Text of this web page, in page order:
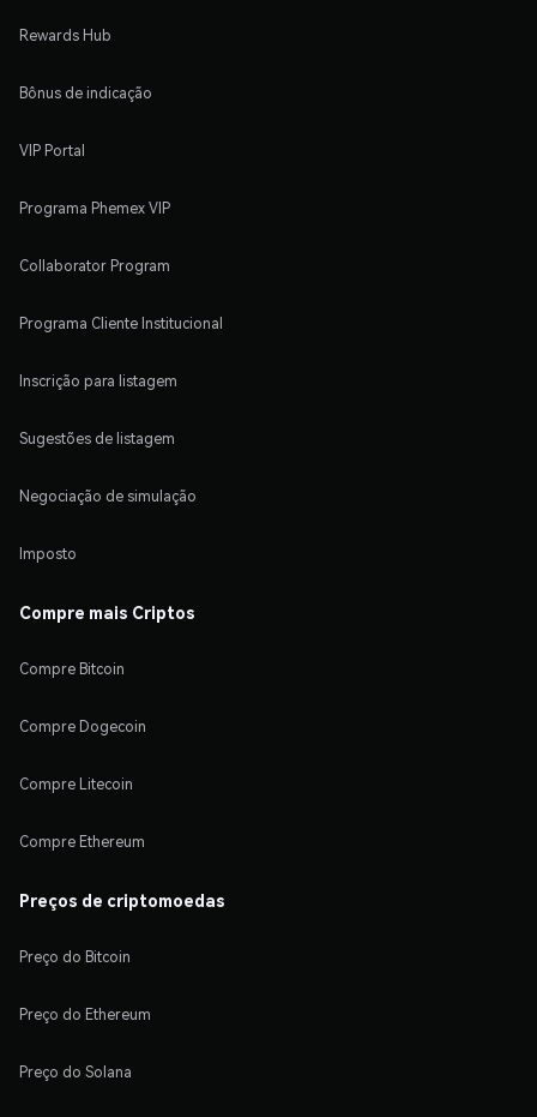
Rewards Hub
Bônus de indicação
VIP Portal
Programa Phemex VIP
Collaborator Program
Programa Cliente Institucional
Inscrição para listagem
Sugestões de listagem
Negociação de simulação
Imposto
Compre mais Criptos
Compre Bitcoin
Compre Dogecoin
Compre Litecoin
Compre Ethereum
Preços de criptomoedas
Preço do Bitcoin
Preço do Ethereum
Preço do Solana